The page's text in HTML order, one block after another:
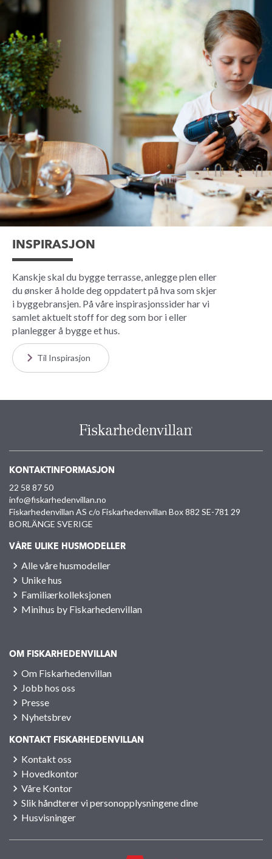
INSPIRASJON
Kanskje skal du bygge terrasse, anlegge plen eller
du ønsker å holde deg oppdatert på hva som skjer
i byggebransjen. På våre inspirasjonssider har vi
samlet aktuelt stoff for deg som bor i eller
planlegger å bygge et hus.
Til Inspirasjon
KONTAKTINFORMASJON
22 58 87 50
info@fiskarhedenvillan.no
Fiskarhedenvillan AS c/o Fiskarhedenvillan Box 882 SE-781 29
BORLÄNGE SVERIGE
VÅRE ULIKE HUSMODELLER
Alle våre husmodeller
Unike hus
Familiærkolleksjonen
Minihus by Fiskarhedenvillan
OM FISKARHEDENVILLAN
Om Fiskarhedenvillan
Jobb hos oss
Presse
Nyhetsbrev
KONTAKT FISKARHEDENVILLAN
Kontakt oss
Hovedkontor
Våre Kontor
Slik håndterer vi personopplysningene dine
Husvisninger